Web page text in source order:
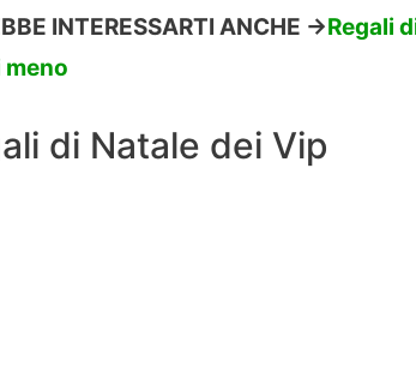
INTERESSARTI ANCHE ->Regali
di Natale dei Vip